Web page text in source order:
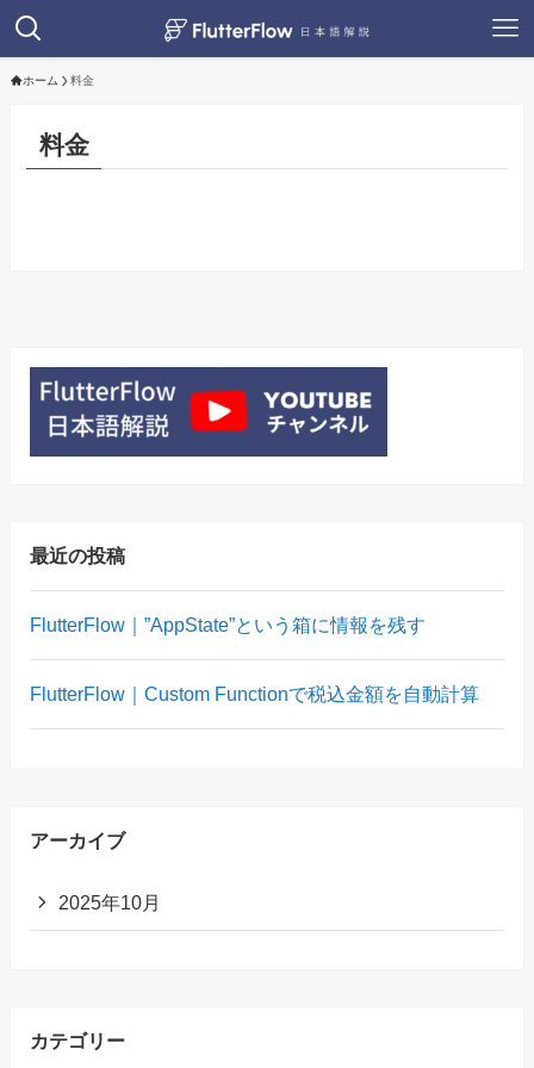
ホーム 料金
料金
最近の投稿
FlutterFlow｜”AppState”という箱に情報を残す
FlutterFlow｜Custom Functionで税込金額を自動計算
アーカイブ
2025年10月
カテゴリー